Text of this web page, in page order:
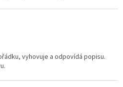
je 5 z 5 hvězdiček.
vyhovuje a odpovídá popisu.